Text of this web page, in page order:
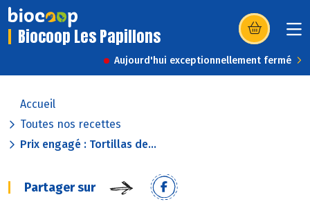
Biocoop Les Papillons (s’ouvre dans
Aujourd'hui exceptionnellement fermé
Accueil
Toutes nos recettes
Prix engagé : Tortillas de...
Partager sur